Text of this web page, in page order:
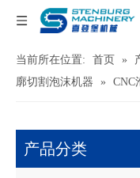
当前所在位置: 首页 »
廓切割泡沫机器
» CNC
产品分类